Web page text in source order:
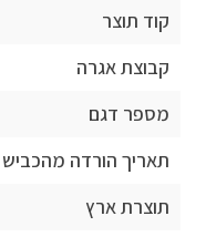
קוד תוצר
קבוצת אגרה
מספר דגם
תאריך הורדה מהכביש
תוצרת ארץ